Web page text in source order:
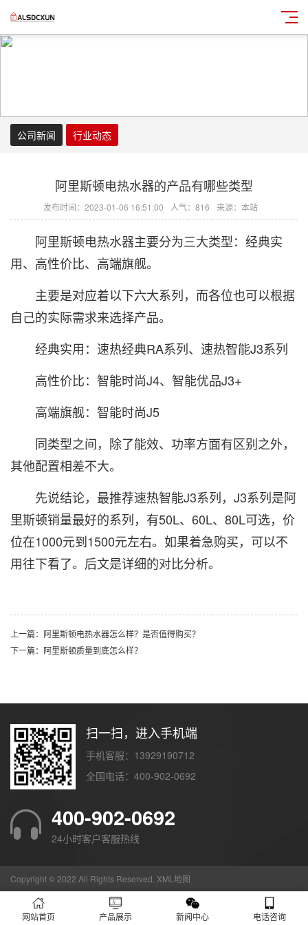
公司新闻 行业动态
阿里斯顿电热水器的产品有哪些类型
发布时间：2023-01-06 16:51:00 人气：816 来源：本站
阿里斯顿电热水器主要分为三大类型：经典实
用、高性价比、高端旗舰。
主要是对应着以下六大系列，而各位也可以根据
自己的实际需求来选择产品。
经典实用：速热经典RA系列、速热智能J3系列
高性价比：智能时尚J4、智能优品J3+
高端旗舰：智能时尚J5
同类型之间，除了能效、功率方面有区别之外，
其他配置相差不大。
先说结论，最推荐速热智能J3系列，J3系列是阿
里斯顿销量最好的系列，有50L、60L、80L可选，价
位在1000元到1500元左右。如果着急购买，可以不
用往下看了。后文是详细的对比分析。
上一篇：阿里斯顿电热水器怎么样？是否值得购买？
下一篇：阿里斯顿质量到底怎么样？
扫一扫，进入手机端
手机客服：13929190712
全国电话：400-902-0692
400-902-0692
24小时客户客服热线
Copyright © 2022 All Rights Reserved. XML地图
网站首页 产品展示 新闻中心 电话咨询